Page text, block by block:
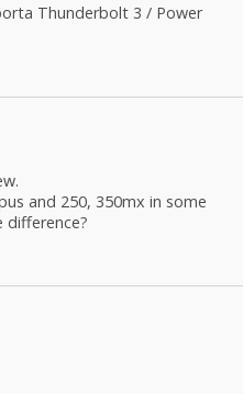
Thunderbolt 3 / Power
and 250, 350mx in some